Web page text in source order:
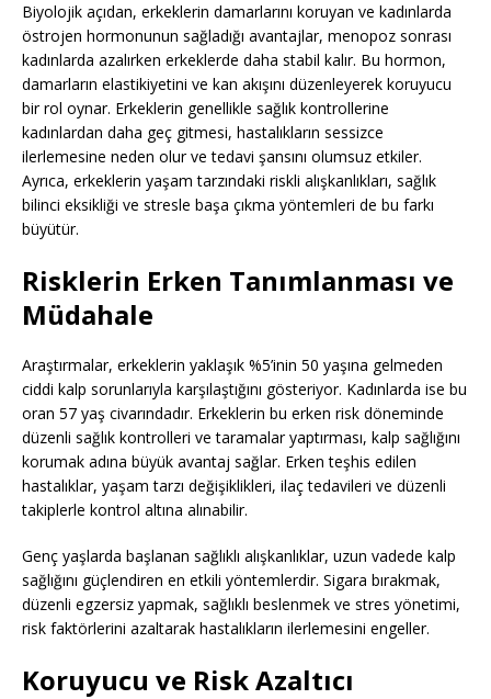
Biyolojik açıdan, erkeklerin damarlarını koruyan ve kadınlarda
östrojen hormonunun sağladığı avantajlar, menopoz sonrası
kadınlarda azalırken erkeklerde daha stabil kalır. Bu hormon,
damarların elastikiyetini ve kan akışını düzenleyerek koruyucu
bir rol oynar. Erkeklerin genellikle sağlık kontrollerine
kadınlardan daha geç gitmesi, hastalıkların sessizce
ilerlemesine neden olur ve tedavi şansını olumsuz etkiler.
Ayrıca, erkeklerin yaşam tarzındaki riskli alışkanlıkları, sağlık
bilinci eksikliği ve stresle başa çıkma yöntemleri de bu farkı
büyütür.
Risklerin Erken Tanımlanması ve
Müdahale
Araştırmalar, erkeklerin yaklaşık %5’inin 50 yaşına gelmeden
ciddi kalp sorunlarıyla karşılaştığını gösteriyor. Kadınlarda ise bu
oran 57 yaş civarındadır. Erkeklerin bu erken risk döneminde
düzenli sağlık kontrolleri ve taramalar yaptırması, kalp sağlığını
korumak adına büyük avantaj sağlar. Erken teşhis edilen
hastalıklar, yaşam tarzı değişiklikleri, ilaç tedavileri ve düzenli
takiplerle kontrol altına alınabilir.
Genç yaşlarda başlanan sağlıklı alışkanlıklar, uzun vadede kalp
sağlığını güçlendiren en etkili yöntemlerdir. Sigara bırakmak,
düzenli egzersiz yapmak, sağlıklı beslenmek ve stres yönetimi,
risk faktörlerini azaltarak hastalıkların ilerlemesini engeller.
Koruyucu ve Risk Azaltıcı